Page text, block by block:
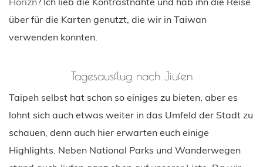
über für die Karten genutzt, die wir in Taiwan
verwenden konnten.
Tagesausflug nach Jiufen
Taipeh selbst hat schon so einiges zu bieten, aber es
lohnt sich auch etwas weiter in das Umfeld der Stadt zu
schauen, denn auch hier erwarten euch einige
Highlights. Neben National Parks und Wanderwegen